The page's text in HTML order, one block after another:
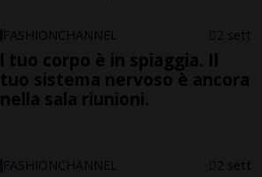
FASHIONCHANNEL 2 sett
l tuo corpo è in spiaggia. Il
tuo sistema nervoso è ancora
nella sala riunioni.
FASHIONCHANNEL 2 sett